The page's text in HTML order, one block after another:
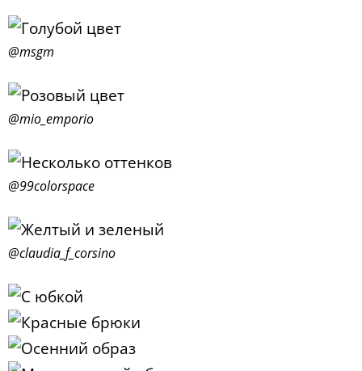
@msgm
@mio_emporio
@99colorspace
@claudia_f_corsino